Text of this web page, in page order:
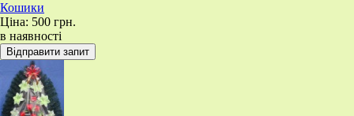
Кошики
Ціна: 500 грн.
в наявності